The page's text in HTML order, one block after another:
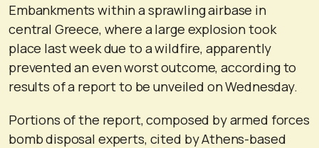
Embankments within a sprawling airbase in
central Greece, where a large explosion took
place last week due to a wildfire, apparently
prevented an even worst outcome, according to
results of a report to be unveiled on Wednesday.
Portions of the report, composed by armed forces
bomb disposal experts, cited by Athens-based